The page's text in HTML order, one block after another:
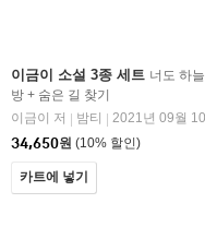
이금이 소설 3종 세트 너도 하
방 + 숨은 길 찾기
이금이 저
밤티
2021년 09월
34,650원 (10% 할인)
카트에 넣기